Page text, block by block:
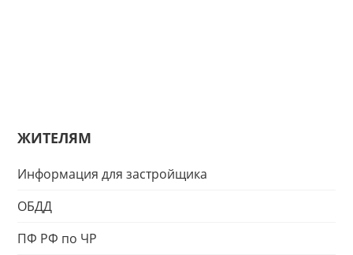
ЖИТЕЛЯМ
Информация для застройщика
ОБДД
ПФ РФ по ЧР